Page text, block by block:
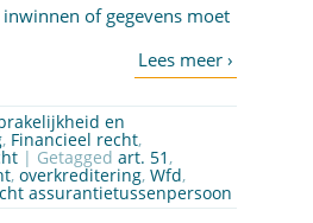
of gegevens moet
en
, Financieel recht,
| Getagged art. 51 ,
, overkreditering, Wfd,
assurantietussenpersoon